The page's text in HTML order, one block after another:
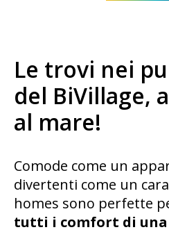
Le trovi nei
del BiVillage,
al mare!
Comode come un
divertenti come un
homes sono perfette
tutti i comfort di una